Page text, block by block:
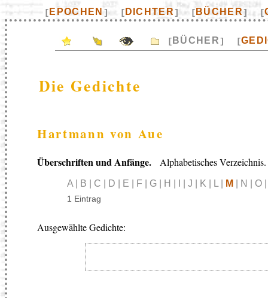
[ EPOCHEN ] [ DICHTER] [ BÜCHER] [
[ BÜCHER] [
Die Gedichte
Hartmann von Aue
Überschriften und Anfänge. Alphabetisches Verzeichnis.
A | B | C | D | E | F | G | H | I | J | K | L | M | N | O
1 Eintrag
Ausgewählte Gedichte: